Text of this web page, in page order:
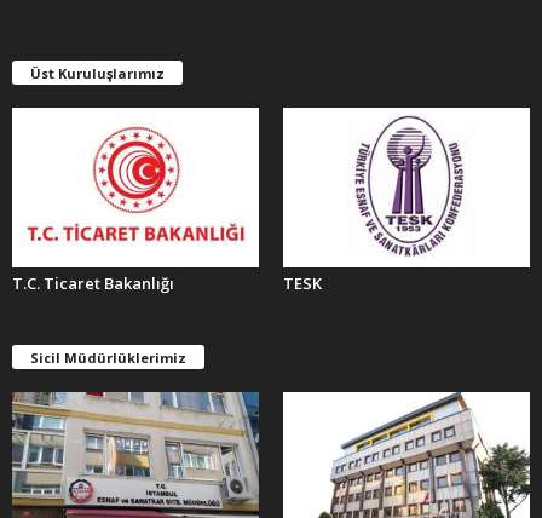
E
R
Üst Kuruluşlarımız
T.C. Ticaret Bakanlığı TESK
Sicil Müdürlüklerimiz